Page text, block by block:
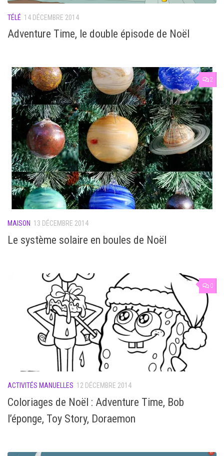
TÉLÉ 14 DÉCEMBRE 2014
Adventure Time, le double épisode de Noël
2
MAISON 13 DÉCEMBRE 2014
Le système solaire en boules de Noël
0
ACTIVITÉS MANUELLES 12 DÉCEMBRE 2014
Coloriages de Noël : Adventure Time, Bob
l’éponge, Toy Story, Doraemon